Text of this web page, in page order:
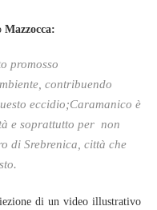
Mazzocca:
promosso
contribuendo
eccidio;Caramanico è
e soprattutto per non
di Srebrenica, città che
di un video illustrativo